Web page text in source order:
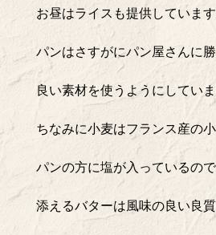
お昼はライスも提供していま
パンはさすがにパン屋さんに勝
良い素材を使うようにしていま
ちなみに小麦はフランス産の
パンの方に塩が入っているので
添えるバターは風味の良い良質